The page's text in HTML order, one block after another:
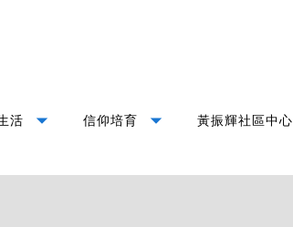
活 arrow_drop_down 信仰培育 arrow_drop_down 黃振輝社區中心